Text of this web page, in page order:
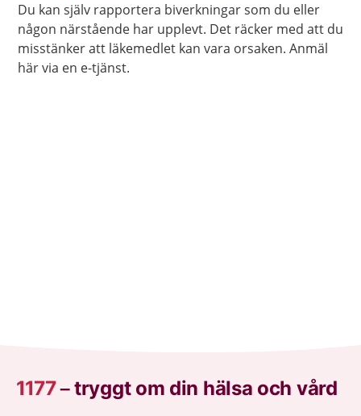
Du kan själv rapportera biverkningar som du eller
någon närstående har upplevt. Det räcker med att du
misstänker att läkemedlet kan vara orsaken. Anmäl
här via en e-tjänst.
1177–tryggt om din hälsa och vård